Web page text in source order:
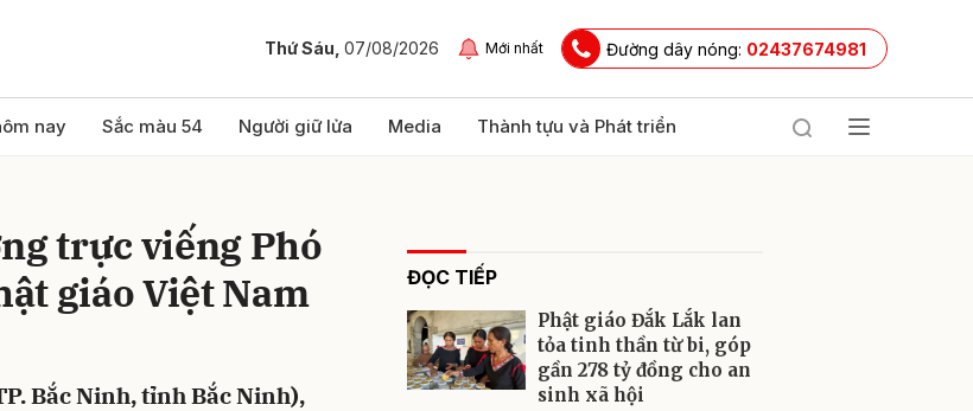
Thứ Sáu, 07/08/2026 Mới nhất Đường dây nóng: 02437674981
nay Sắc màu 54 Người giữ lửa Media Thành tựu và Phát triển
trực viếng Phó
giáo Việt Nam
Bắc Ninh, tỉnh Bắc Ninh),
ĐỌC TIẾP
Phật giáo Đắk Lắk lan
tỏa tinh thần từ bi, góp
gần 278 tỷ đồng cho an
sinh xã hội
Gửi